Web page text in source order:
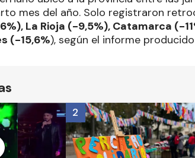
mes del año. Solo registraron
La Rioja (-9,5%), Catamarca (-
(-15,6%), según el informe
2